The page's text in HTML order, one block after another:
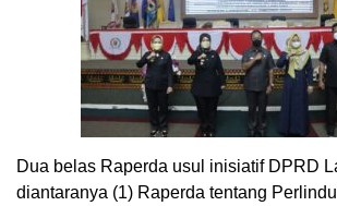
Dua belas Raperda usul inisiatif DPRD
diantaranya (1) Raperda tentang